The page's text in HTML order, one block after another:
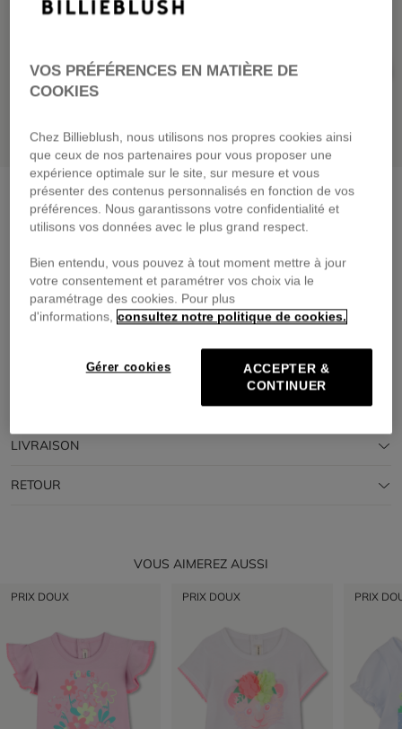
T-shirt à manches longuesrice
dès 25,00 €
Payez en 4 fois sans frais avec
🔒Paiement sécurisé & retours faciles
DESCRIPTION
COMPOSITION
LIVRAISON
RETOUR
VOUS AIMEREZ AUSSI
PRIX DOUX PRIX DOUX PRIX
VOS PRÉFÉRENCES EN MATIÈRE DE
COOKIES
Chez Billieblush, nous utilisons nos propres cookies ainsi
que ceux de nos partenaires pour vous proposer une
expérience optimale sur le site, sur mesure et vous
présenter des contenus personnalisés en fonction de vos
préférences. Nous garantissons votre confidentialité et
utilisons vos données avec le plus grand respect.
Bien entendu, vous pouvez à tout moment mettre à jour
votre consentement et paramétrer vos choix via le
paramétrage des cookies. Pour plus
d'informations, consultez notre politique de cookies.
Gérer cookies
ACCEPTER &
CONTINUER